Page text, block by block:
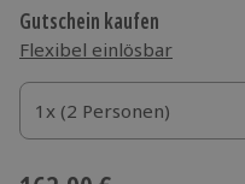
Gutschein kaufen
Flexibel einlösbar
1x (2 Personen)
1x (2 Personen)
1x (2 Personen)